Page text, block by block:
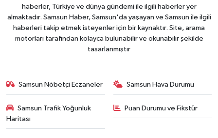
haberler, Türkiye ve dünya gündemi ile ilgili haberler yer
almaktadır. Samsun Haber, Samsun'da yaşayan ve Samsun ile ilgili
haberleri takip etmek isteyenler için bir kaynaktır. Site, arama
motorları tarafından kolayca bulunabilir ve okunabilir şekilde
tasarlanmıştır
Samsun Nöbetçi Eczaneler Samsun Hava Durumu
Samsun Trafik Yoğunluk
Haritası
Puan Durumu ve Fikstür